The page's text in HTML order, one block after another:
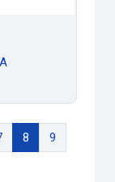
6
Página 7
8 Página 8
9
página